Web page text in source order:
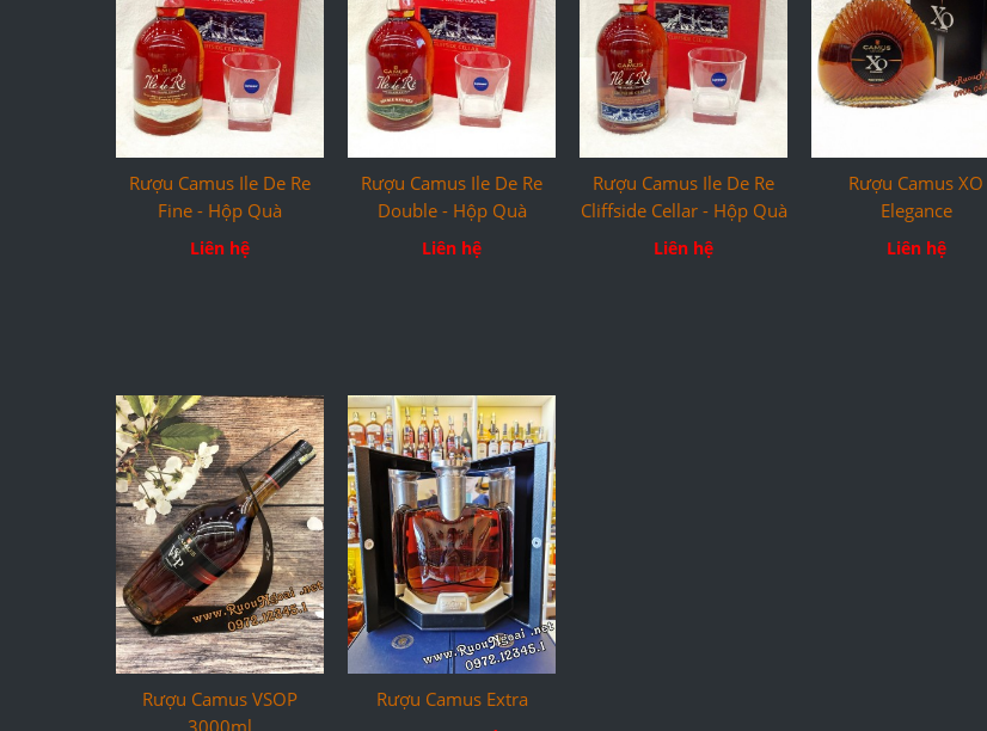
Rượu Camus Ile De Re
Fine - Hộp Quà
Liên hệ
Rượu Camus Ile De Re
Double - Hộp Quà
Liên hệ
Rượu Camus Ile De Re
Cliffside Cellar - Hộp Quà
Liên hệ
Rượu Camus XO
Elegance
Liên hệ
Rượu Camus VSOP
3000ml
Rượu Camus Extra